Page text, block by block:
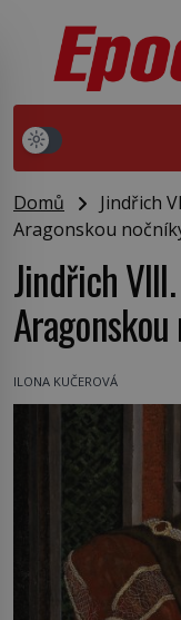
Domů
Jindřich
Aragonskou
Jindřich
ILONA KUČEROVÁ